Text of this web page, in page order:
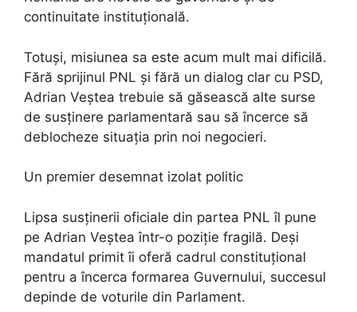
continuitate instituțională.
Totuși, misiunea sa este acum mult mai dificilă.
Fără sprijinul PNL și fără un dialog clar cu PSD,
Adrian Veștea trebuie să găsească alte surse
de susținere parlamentară sau să încerce să
deblocheze situația prin noi negocieri.
Un premier desemnat izolat politic
Lipsa susținerii oficiale din partea PNL îl pune
pe Adrian Veștea într-o poziție fragilă. Deși
mandatul primit îi oferă cadrul constituțional
pentru a încerca formarea Guvernului, succesul
depinde de voturile din Parlament.